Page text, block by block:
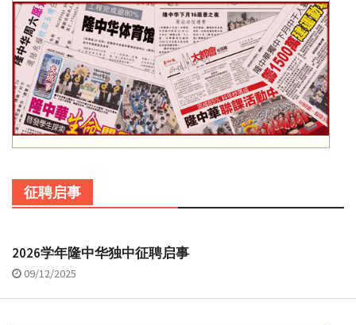
征聘启事
2026学年隆中华独中征聘启事
09/12/2025